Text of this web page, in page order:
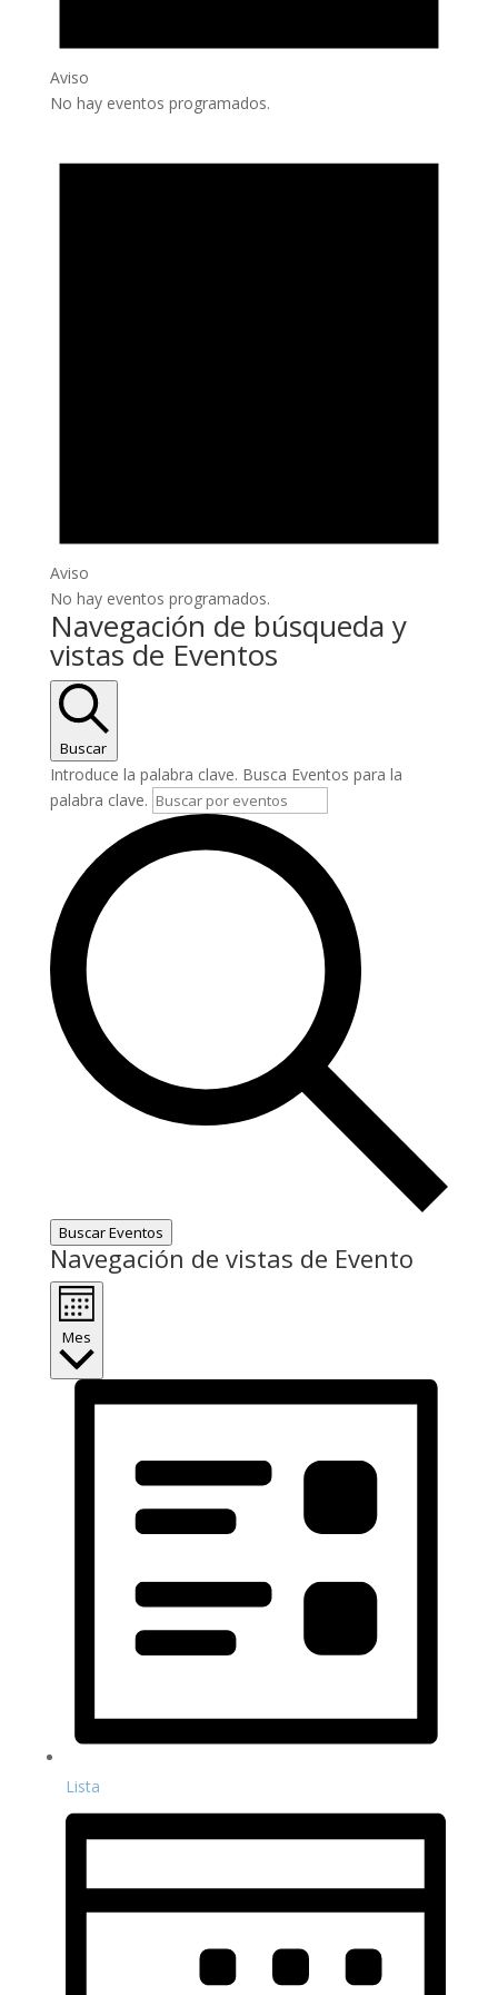
Aviso
No hay eventos programados.
Aviso
No hay eventos programados.
Navegación de búsqueda y
vistas de Eventos
Buscar
Introduce la palabra clave. Busca Eventos para la
palabra clave.
Buscar Eventos
Navegación de vistas de Evento
Mes
Lista